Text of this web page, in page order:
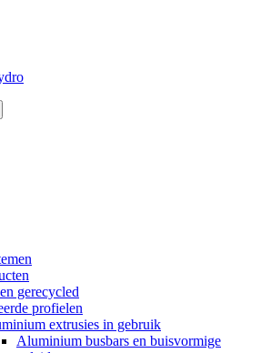
gerecycled
profielen
extrusies in gebruik
Aluminium busbars en buisvormige